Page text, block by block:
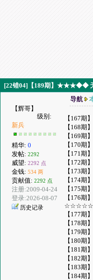
[22错04]【189期】★★★◆◆
【辉哥】
级别:
新兵
精华: 0
发帖: 2292
威望: 2292 点
金钱: 534 两
贡献值: 2292 点
注册:2009-04-24
登录:2026-08-07
历史记录
导航
【167期】
【168期】
【169期】
【170期】
【171期】
【172期】
【173期】
【174期】
【175期】
【176期】
【177期】
【178期】
【179期】
【180期】
【181期】
【182期】
【183期】
【184期】